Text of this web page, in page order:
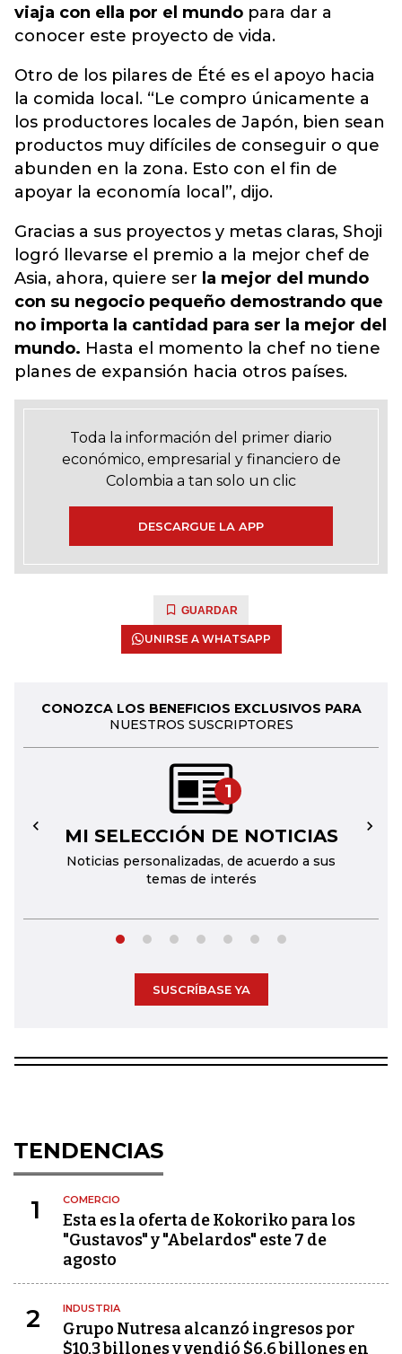
viaja con ella por el mundo para dar a
conocer este proyecto de vida.
Otro de los pilares de Été es el apoyo hacia
la comida local. “Le compro únicamente a
los productores locales de Japón, bien sean
productos muy difíciles de conseguir o que
abunden en la zona. Esto con el fin de
apoyar la economía local”, dijo.
Gracias a sus proyectos y metas claras, Shoji
logró llevarse el premio a la mejor chef de
Asia, ahora, quiere ser la mejor del mundo
con su negocio pequeño demostrando que
no importa la cantidad para ser la mejor del
mundo. Hasta el momento la chef no tiene
planes de expansión hacia otros países.
Toda la información del primer diario
económico, empresarial y financiero de
Colombia a tan solo un clic
DESCARGUE LA APP
GUARDAR
UNIRSE A WHATSAPP
CONOZCA LOS BENEFICIOS EXCLUSIVOS PARA
NUESTROS SUSCRIPTORES
1
MI SELECCIÓN DE NOTICIAS
Noticias personalizadas, de acuerdo a sus
temas de interés
← →
SUSCRÍBASE YA
TENDENCIAS
1 COMERCIO
Esta es la oferta de Kokoriko para los
"Gustavos" y "Abelardos" este 7 de
agosto
2 INDUSTRIA
Grupo Nutresa alcanzó ingresos por
$10,3 billones y vendió $6,6 billones en